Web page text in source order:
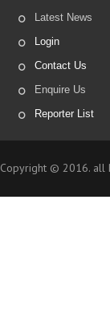
Latest News
Login
Contact Us
Enquire Us
Reporter List
Copyright © 2016. all